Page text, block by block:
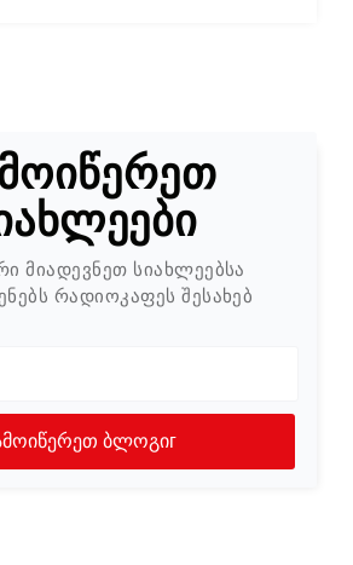
მიადევნეთ სიახლეებსა
რადიოკაფეს შესახებ
ბლოგიг